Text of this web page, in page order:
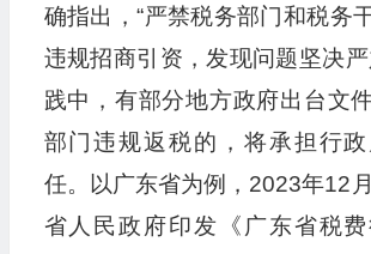
确指出，“严禁税务部门和税务
违规招商引资，发现问题坚决严
践中，有部分地方政府出台文
部门违规返税的，将承担行
任。以广东省为例，2023年12
省人民政府印发《广东省税